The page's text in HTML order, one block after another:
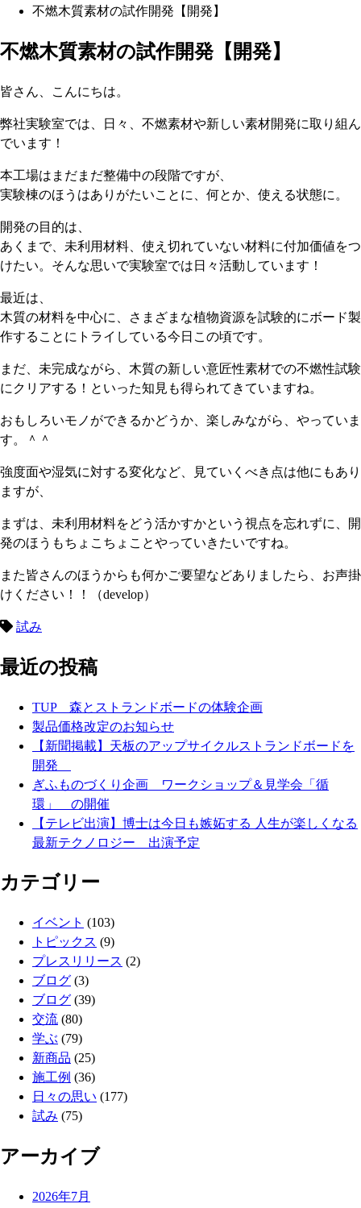
不燃木質素材の試作開発【開発】
不燃木質素材の試作開発【開発】
皆さん、こんにちは。
弊社実験室では、日々、不燃素材や新しい素材開発に取り組ん
でいます！
本工場はまだまだ整備中の段階ですが、
実験棟のほうはありがたいことに、何とか、使える状態に。
開発の目的は、
あくまで、未利用材料、使え切れていない材料に付加価値をつ
けたい。そんな思いで実験室では日々活動しています！
最近は、
木質の材料を中心に、さまざまな植物資源を試験的にボード製
作することにトライしている今日この頃です。
まだ、未完成ながら、木質の新しい意匠性素材での不燃性試験
にクリアする！といった知見も得られてきていますね。
おもしろいモノができるかどうか、楽しみながら、やっていま
す。＾＾
強度面や湿気に対する変化など、見ていくべき点は他にもあり
ますが、
まずは、未利用材料をどう活かすかという視点を忘れずに、開
発のほうもちょこちょことやっていきたいですね。
また皆さんのほうからも何かご要望などありましたら、お声掛
けください！！（develop）
試み
最近の投稿
TUP 森とストランドボードの体験企画
製品価格改定のお知らせ
【新聞掲載】天板のアップサイクルストランドボードを
開発
ぎふものづくり企画 ワークショップ＆見学会「循
環」 の開催
【テレビ出演】博士は今日も嫉妬する 人生が楽しくなる
最新テクノロジー 出演予定
カテゴリー
イベント (103)
トピックス (9)
プレスリリース (2)
ブログ (3)
ブログ (39)
交流 (80)
学ぶ (79)
新商品 (25)
施工例 (36)
日々の思い (177)
試み (75)
アーカイブ
2026年7月